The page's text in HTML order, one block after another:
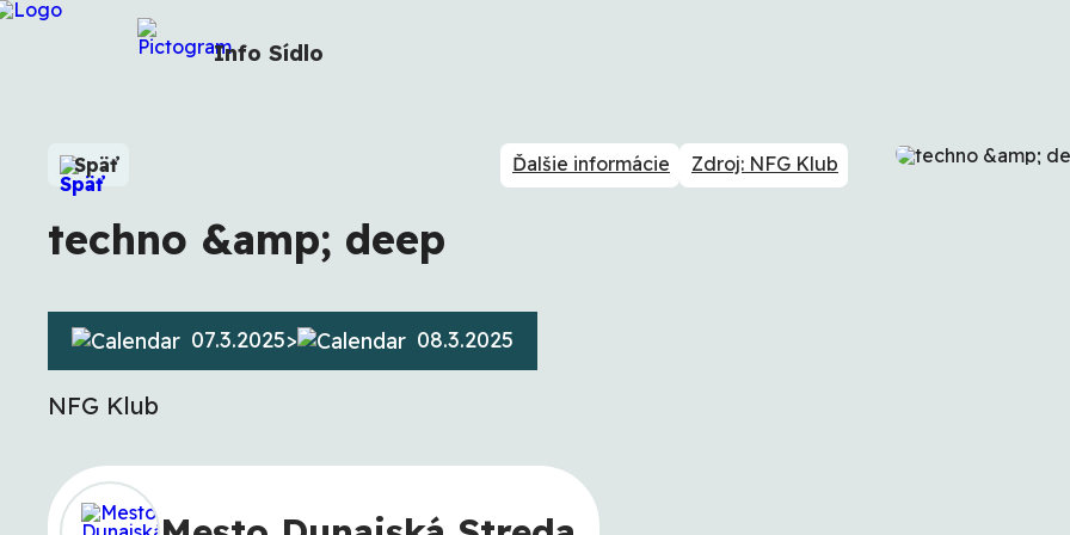
Info Sídlo
Späť Ďalšie informácie Zdroj: NFG Klub
techno &amp; deep
07.3.2025> 08.3.2025
NFG Klub